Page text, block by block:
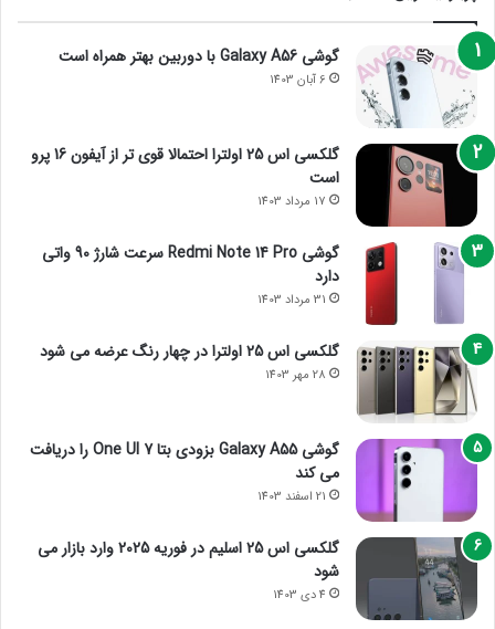
گوشی Galaxy A56 با دوربین بهتر همراه است
6 آبان 1403
گلکسی اس 25 اولترا احتمالا قوی تر از آیفون 16 پرو
است
17 مرداد 1403
گوشی Redmi Note 14 Pro سرعت شارژ 90 واتی
دارد
31 مرداد 1403
گلکسی اس 25 اولترا در چهار رنگ عرضه می شود
28 مهر 1403
گوشی Galaxy A55 بزودی بتا One UI 7 را دریافت
می کند
21 اسفند 1403
گلکسی اس 25 اسلیم در فوریه 2025 وارد بازار می
شود
4 دی 1403